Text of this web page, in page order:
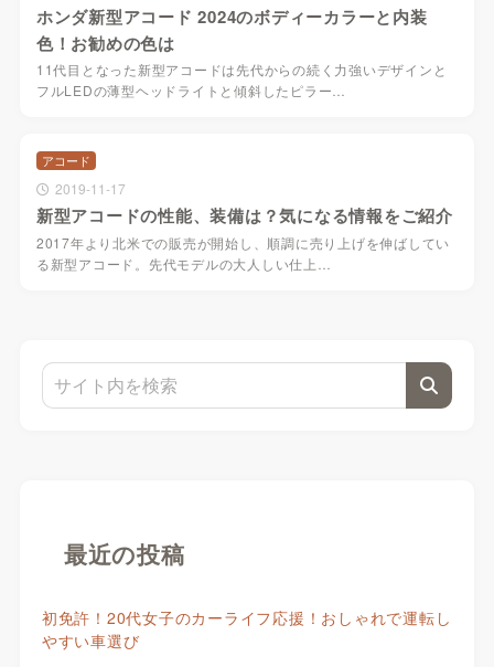
ホンダ新型アコード 2024のボディーカラーと内装
色！お勧めの色は
11代目となった新型アコードは先代からの続く力強いデザインと
フルLEDの薄型ヘッドライトと傾斜したピラー…
アコード
2019-11-17
新型アコードの性能、装備は？気になる情報をご紹介
2017年より北米での販売が開始し、順調に売り上げを伸ばしてい
る新型アコード。先代モデルの大人しい仕上…
最近の投稿
初免許！20代女子のカーライフ応援！おしゃれで運転し
やすい車選び